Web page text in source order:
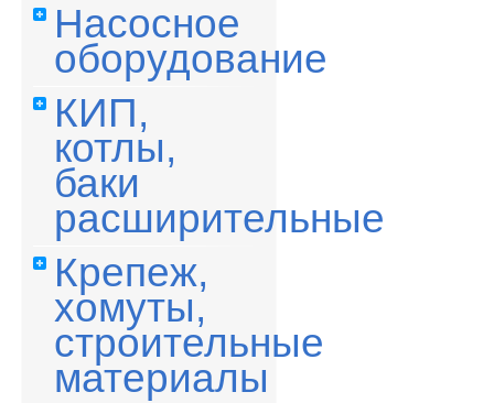
Насосное
оборудование
КИП,
котлы,
баки
расширительные
Крепеж,
хомуты,
строительные
материалы